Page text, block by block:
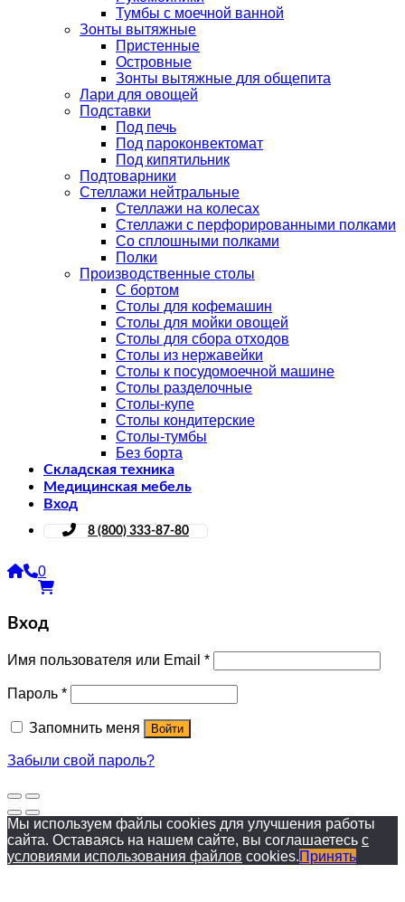
Тумбы с моечной ванной
Зонты вытяжные
Пристенные
Островные
Зонты вытяжные для общепита
Лари для овощей
Подставки
Под печь
Под пароконвектомат
Под кипятильник
Подтоварники
Стеллажи нейтральные
Стеллажи на колесах
Стеллажи с перфорированными полками
Со сплошными полками
Полки
Производственные столы
С бортом
Столы для кофемашин
Столы для мойки овощей
Столы для сбора отходов
Столы из нержавейки
Столы к посудомоечной машине
Столы разделочные
Столы-купе
Столы кондитерские
Столы-тумбы
Без борта
Складская техника
Медицинская мебель
Вход
8 (800) 333-87-80
0
Вход
Имя пользователя или Email *
Пароль *
Запомнить меня Войти
Забыли свой пароль?
Мы используем файлы cookies для улучшения работы
сайта. Оставаясь на нашем сайте, вы соглашаетесь с
условиями использования файлов cookies.Принять